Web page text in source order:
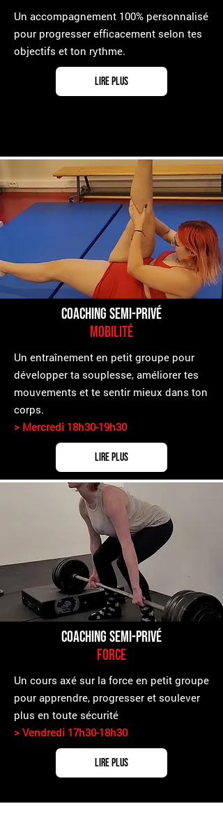
​Un accompagnement 100% personnalisé
pour progresser efficacement selon tes
objectifs et ton rythme.
Lire plus
Coaching semi-Privé
Mobilité
Un entraînement en petit groupe pour
développer ta souplesse, améliorer tes
mouvements et te sentir mieux dans ton
corps.
> Mercredi 18h30-19h30
Lire plus
coaching Semi-Privé
Force
Un cours axé sur la force en petit groupe
pour apprendre, progresser et soulever
plus en toute sécurité
> Vendredi 17h30-18h30
Lire plus